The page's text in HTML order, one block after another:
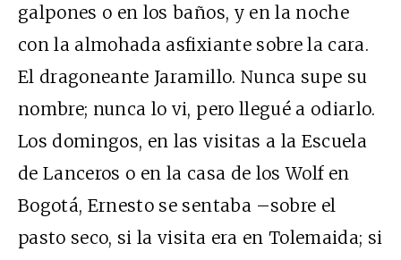
galpones o en los baños, y en la noche
con la almohada asfixiante sobre la cara.
El dragoneante Jaramillo. Nunca supe su
nombre; nunca lo vi, pero llegué a odiarlo.
Los domingos, en las visitas a la Escuela
de Lanceros o en la casa de los Wolf en
Bogotá, Ernesto se sentaba –sobre el
pasto seco, si la visita era en Tolemaida; si